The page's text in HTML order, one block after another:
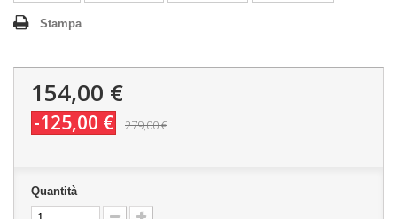
Stampa
154,00 €
-125,00 € 279,00 €
Quantità